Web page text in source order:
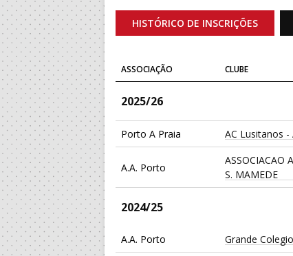
HISTÓRICO DE INSCRIÇÕES
ASSOCIAÇÃO CLUBE
2025/26
Porto A Praia AC Lusitanos -
A.A. Porto
ASSOCIACAO
S. MAMEDE
2024/25
A.A. Porto Grande